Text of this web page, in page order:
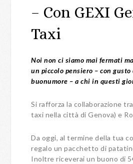
– Con GEXI
Taxi
Noi non ci siamo mai fermati
un piccolo pensiero – con gusto
buonumore – a chi in questi
Si rafforza la collaborazione
taxi nella città di Genova) e
Da oggi, al termine della tua
regalo un pacchetto di
Inoltre riceverai un buono di